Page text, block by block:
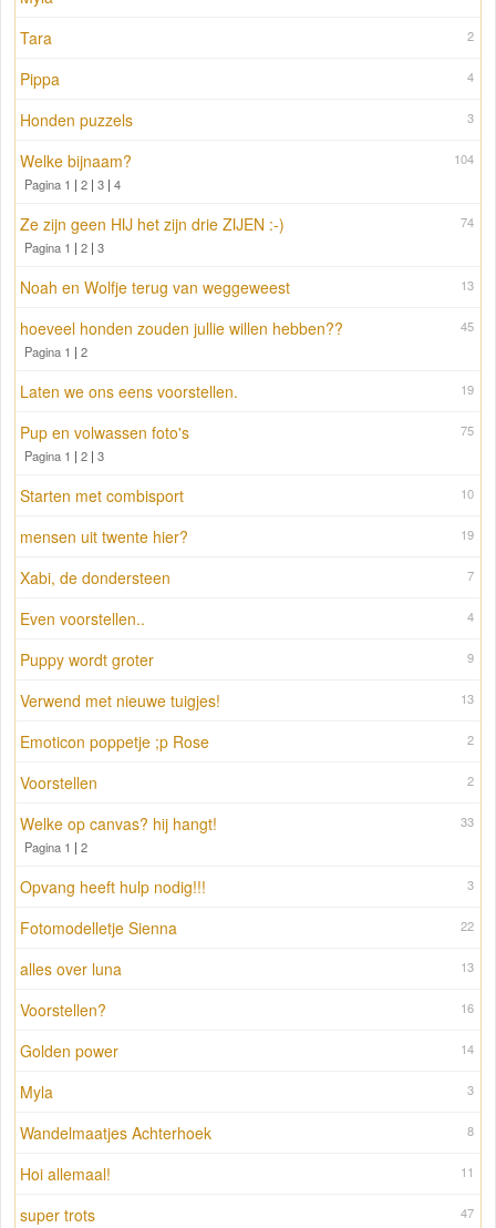
2
Tara
4
Pippa
3
Honden puzzels
104
Welke bijnaam?
Pagina 1 | 2 | 3 | 4
74
Ze zijn geen HIJ het zijn drie ZIJEN :-)
Pagina 1 | 2 | 3
13
Noah en Wolfje terug van weggeweest
45
hoeveel honden zouden jullie willen hebben??
Pagina 1 | 2
19
Laten we ons eens voorstellen.
75
Pup en volwassen foto's
Pagina 1 | 2 | 3
10
Starten met combisport
19
mensen uit twente hier?
7
Xabi, de dondersteen
4
Even voorstellen..
9
Puppy wordt groter
13
Verwend met nieuwe tuigjes!
2
Emoticon poppetje ;p Rose
2
Voorstellen
33
Welke op canvas? hij hangt!
Pagina 1 | 2
3
Opvang heeft hulp nodig!!!
22
Fotomodelletje Sienna
13
alles over luna
16
Voorstellen?
14
Golden power
3
Myla
8
Wandelmaatjes Achterhoek
11
Hoi allemaal!
47
super trots